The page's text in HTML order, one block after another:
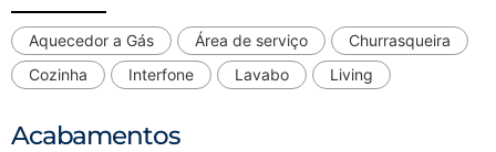
Aquecedor a Gás Área de serviço
Churrasqueira
Cozinha
Interfone Lavabo Living
Acabamentos